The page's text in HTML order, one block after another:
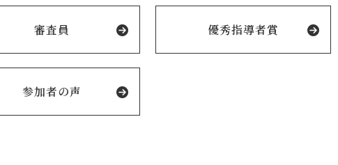
審査員 優秀指導者賞
参加者の声